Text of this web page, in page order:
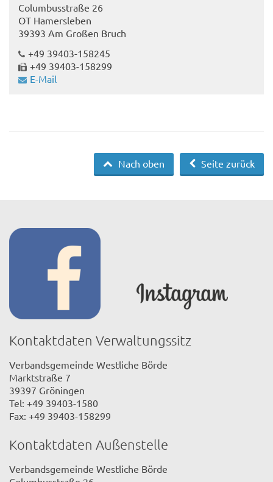
Columbusstraße 26
OT Hamersleben
39393 Am Großen Bruch
+49 39403-158245
+49 39403-158299
E-Mail
Seite zurück
Nach oben
Kontaktdaten Verwaltungssitz
Verbandsgemeinde Westliche Börde
Marktstraße 7
39397 Gröningen
Tel: +49 39403-1580
Fax: +49 39403-158299
Kontaktdaten Außenstelle
Verbandsgemeinde Westliche Börde